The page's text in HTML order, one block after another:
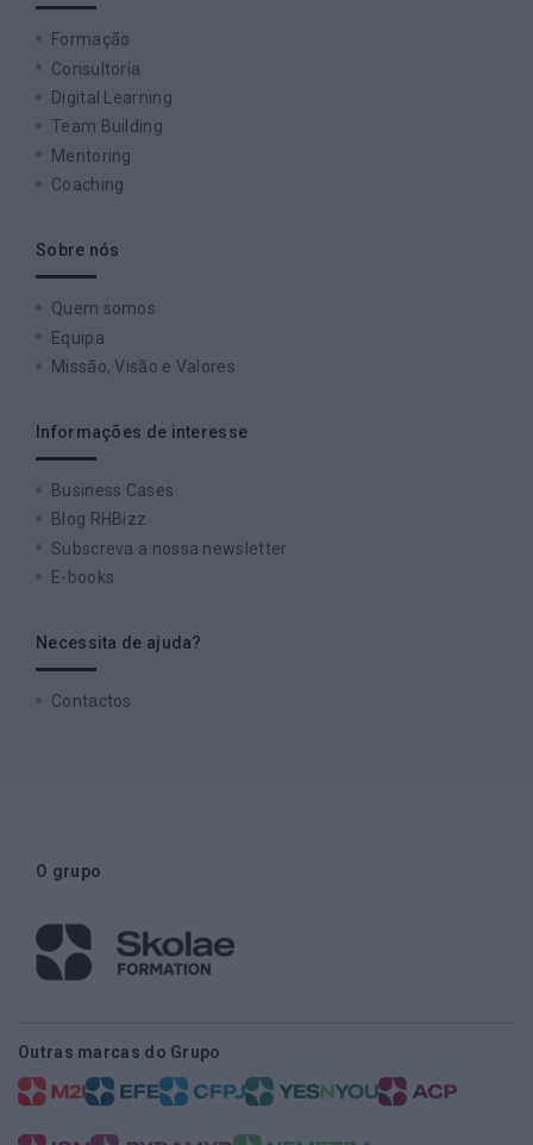
Formação
Consultoria
Digital Learning
Team Building
Mentoring
Coaching
Sobre nós
Quem somos
Equipa
Missão, Visão e Valores
Informações de interesse
Business Cases
Blog RHBizz
Subscreva a nossa newsletter
E-books
Necessita de ajuda?
Contactos
O grupo
Outras marcas do Grupo